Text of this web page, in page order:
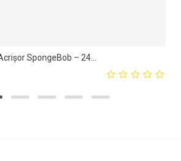
SpongeBob – 24...